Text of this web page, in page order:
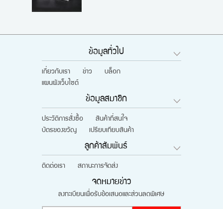
ข้อมูลทั่วไป
เกี่ยวกับเรา ข่าว
บล็อก
แผนผังเว็บไซต์
ข้อมูลสมาชิก
ประวัติการสั่งซื้อ
สินค้าที่สนใจ
บัตรของขวัญ
เปรียบเทียบสินค้า
ลูกค้าสัมพันธ์
ติดต่อเรา สถานะการจัดส่ง
จดหมายข่าว
ลงทะเบียนเพื่อรับข้อเสนอและส่วนลดพิเศษ